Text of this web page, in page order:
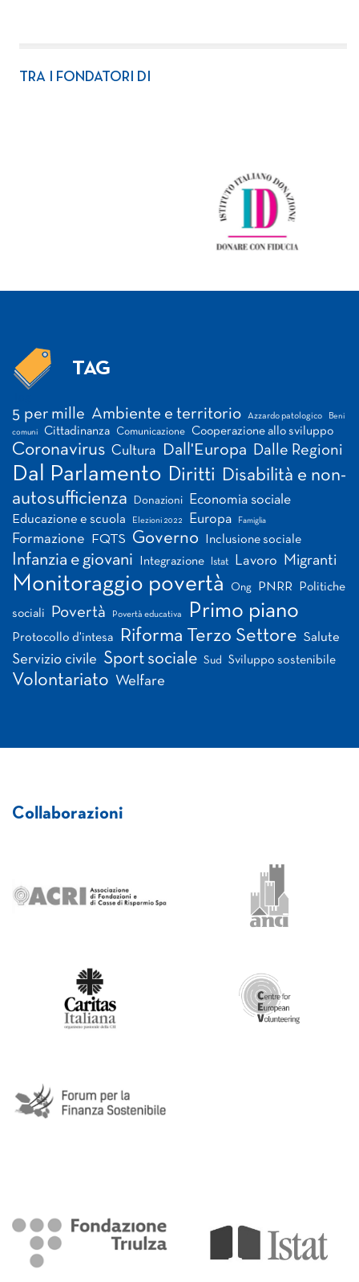
TRA I FONDATORI DI
TAG
5 per mille Ambiente e territorio Azzardo patologico Beni
comuni Cittadinanza Comunicazione Cooperazione allo sviluppo
Coronavirus Cultura Dall'Europa Dalle Regioni
Dal Parlamento Diritti Disabilità e non-
autosufficienza
Donazioni Economia sociale
Educazione e scuola Elezioni 2022 Europa Famiglia
Formazione FQTS Governo Inclusione sociale
Infanzia e giovani Integrazione Istat Lavoro Migranti
Monitoraggio povertà Ong PNRR Politiche
sociali Povertà Povertà educativa Primo piano
Protocollo d'intesa Riforma Terzo Settore Salute
Servizio civile Sport sociale Sud Sviluppo sostenibile
Volontariato Welfare
Collaborazioni